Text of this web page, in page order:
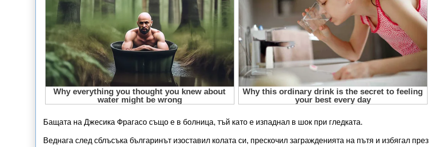
Бащата на Джесика Фрагасо също е в болница, тъй като е изпаднал в шок при гледката.
Веднага след сблъсъка българинът изоставил колата си, прескочил загражденията на пътя и избягал през